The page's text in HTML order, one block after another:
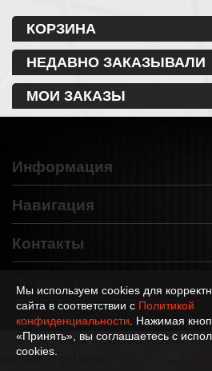
КОРЗИНА
НЕДАВНО ЗАКАЗЫВАЛИ
МОИ ЗАКАЗЫ
Информация
Навигация
Контакты
Подписаться
2012-2024 © Все права защищены.
наклеек Vinyl-Market.
Мы используем cookies для
сайта в соответствии с Политикой
конфиденциальности . Нажимая
«Принять», вы соглашаетесь с
cookies.